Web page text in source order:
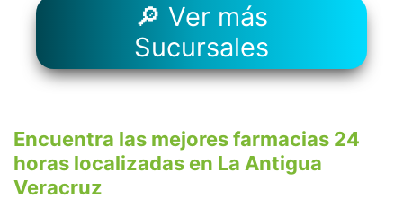
🔎 Ver más
Sucursales
Encuentra las mejores farmacias 24
horas localizadas en La Antigua
Veracruz